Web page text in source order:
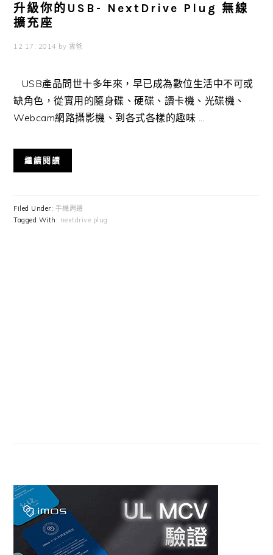
升級你的USB- NextDrive Plug 無線
擴充座
12 17, 2014 by 雲爸
USB產品問世十多年來，早已成為數位生活中不可或
缺角色，從實用的隨身碟、硬碟、讀卡機、光碟機、
Webcam網路攝影機、到各式各樣的趣味 ...
繼續閱讀
Filed Under: 手機周邊
Tagged With: nextdrive plug